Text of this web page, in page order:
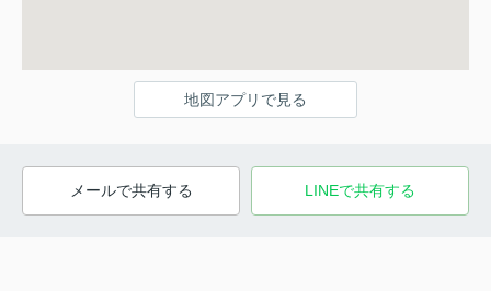
地図アプリで見る
メールで共有する LINEで共有する